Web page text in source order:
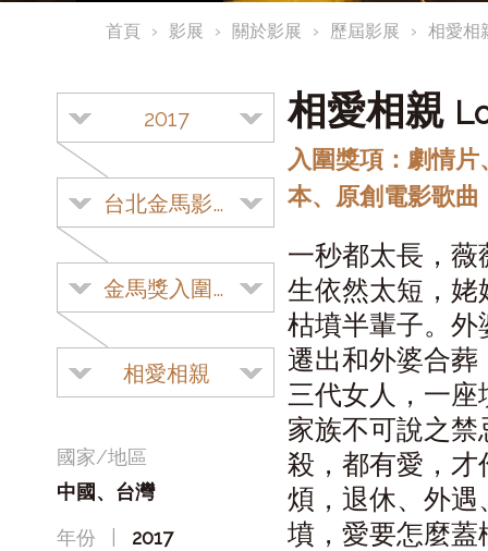
首頁 影展 關於影展 歷屆影展 相愛相
2017
台北金馬影展
金馬獎入圍影片
相愛相親
國家/地區
中國、台灣
年份
2017
相愛相親
入圍獎項：劇情
本、原創電影歌曲
一秒都太長，
生依然太短，
枯墳半輩子。
遷出和外婆合
三代女人，一
家族不可說之
殺，都有愛，
煩，退休、外
墳，愛要怎麼蓋